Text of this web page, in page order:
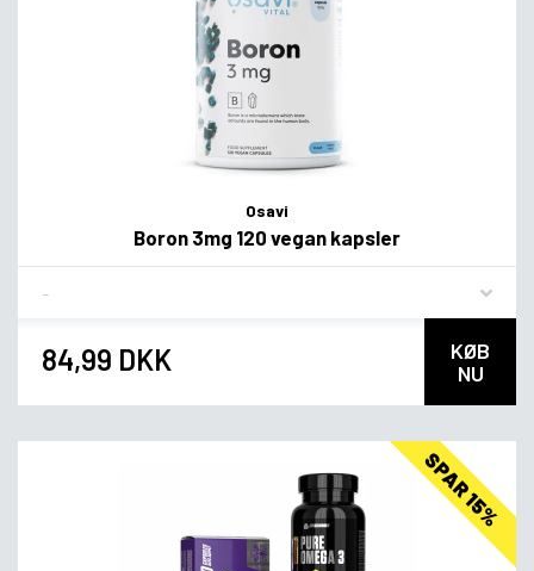
Osavi
Boron 3mg 120 vegan kapsler
84,99 DKK
KØB
NU
SPAR 15%